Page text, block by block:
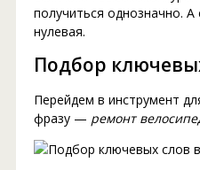
получиться однозначно.
нулевая.
Подбор
Перейдем в инструмент
фразу — ремонт